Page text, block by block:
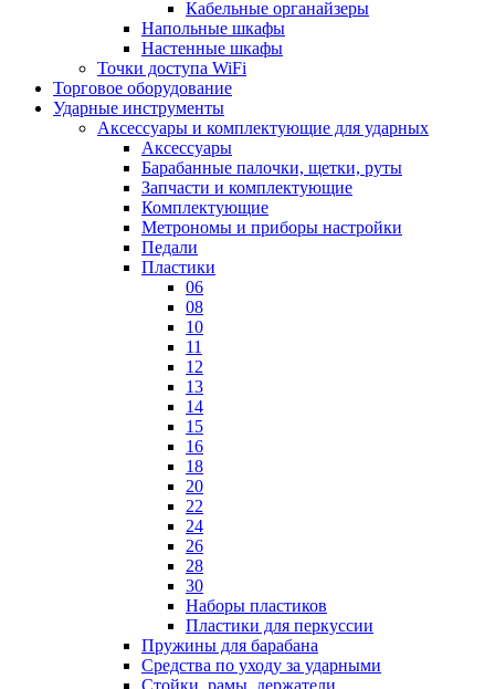
Кабельные органайзеры
Напольные шкафы
Настенные шкафы
Точки доступа WiFi
Торговое оборудование
Ударные инструменты
Аксессуары и комплектующие для ударных
Аксессуары
Барабанные палочки, щетки, руты
Запчасти и комплектующие
Комплектующие
Метрономы и приборы настройки
Педали
Пластики
06
08
10
11
12
13
14
15
16
18
20
22
24
26
28
30
Наборы пластиков
Пластики для перкуссии
Пружины для барабана
Средства по уходу за ударными
Стойки, рамы, держатели